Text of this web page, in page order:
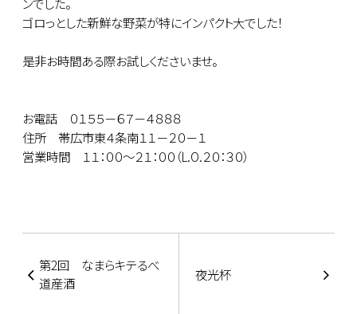
ゴロっとした新鮮な野菜が特にインパクト大でした！
是非お時間ある際お試しくださいませ。
お電話 ０１５５－６７－４８８８
住所 帯広市東４条南１１－２０－１
営業時間 １１：００～２１：００（L.O.２０：３０）
第2回 なまらキテるべ
道産酒
夜光杯